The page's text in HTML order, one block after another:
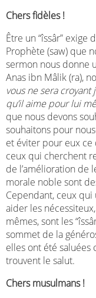
Chers fidèles !
Être un “îssâr” exige
Prophète (saw) que
sermon nous donne
Anas ibn Mâlik (ra),
vous ne sera croyant
qu’il aime pour lui
que nous devons
souhaitons pour
et éviter pour eux
ceux qui cherchent
de l’amélioration de
morale noble sont
Cependant, ceux
aider les
mêmes, sont les
sommet de la
elles ont été saluées
trouvent le salut.
Chers musulmans !